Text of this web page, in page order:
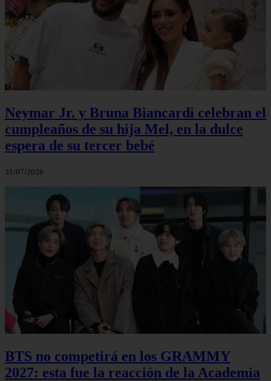
Neymar Jr. y Bruna Biancardi celebran el
cumpleaños de su hija Mel, en la dulce
espera de su tercer bebé
31/07/2026
BTS no competirá en los GRAMMY
2027: esta fue la reacción de la Academia